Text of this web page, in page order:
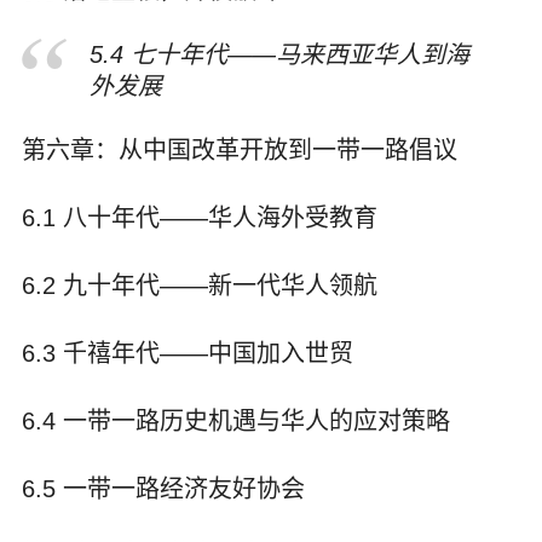
5.4 七十年代——马来西亚华人到海
外发展
第六章：从中国改革开放到一带一路倡议
6.1 八十年代——华人海外受教育
6.2 九十年代——新一代华人领航
6.3 千禧年代——中国加入世贸
6.4 一带一路历史机遇与华人的应对策略
6.5 一带一路经济友好协会